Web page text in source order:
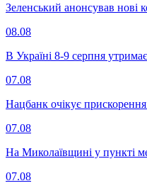
Зеленський анонсував нові
08.08
В Україні 8-9 серпня
07.08
Нацбанк очікує прискорення
07.08
На Миколаївщині у пункті
07.08